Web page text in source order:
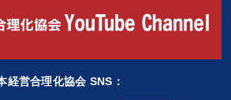
経営合理化協会 SNS：